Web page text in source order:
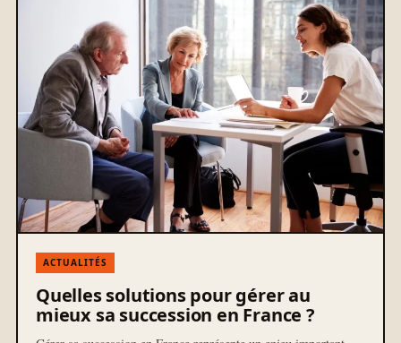
ACTUALITÉS
Quelles solutions pour gérer au
mieux sa succession en France ?